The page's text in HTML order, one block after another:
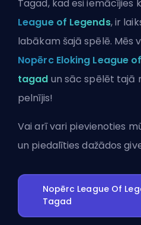
Tagad, kad esi iemācījies
League of Legends, ir
labākam šajā spēlē. Mēs
Nopērc Eloking League
tagad un sāc spēlēt tajā
pelnījis!
Vai arī vari pievienoties
un piedalīties dažādos
Nopērc League Of
Tagad